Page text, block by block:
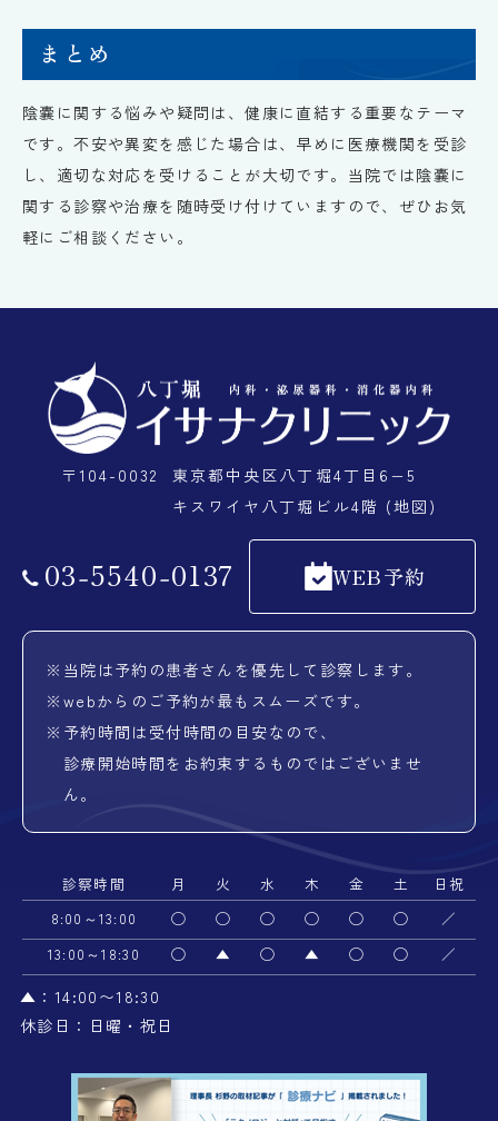
まとめ
陰嚢に関する悩みや疑問は、健康に直結する重要なテーマ
です。不安や異変を感じた場合は、早めに医療機関を受診
し、適切な対応を受けることが大切です。当院では陰嚢に
関する診察や治療を随時受け付けていますので、ぜひお気
軽にご相談ください。
〒104-0032
東京都中央区八丁堀4丁目6−5
キスワイヤ八丁堀ビル4階 (地図)
03-5540-0137 WEB予約
※ 当院は予約の患者さんを優先して診察します。
※ webからのご予約が最もスムーズです。
※ 予約時間は受付時間の目安なので、
診療開始時間をお約束するものではございませ
ん。
診察時間 月 火 水 木 金 土
日祝
8:00～13:00
◯ ◯ ◯ ◯ ◯ ◯
／
13:00～18:30
◯ ▲ ◯ ▲ ◯ ◯ ／
▲：14:00〜18:30
休診日：日曜・祝日